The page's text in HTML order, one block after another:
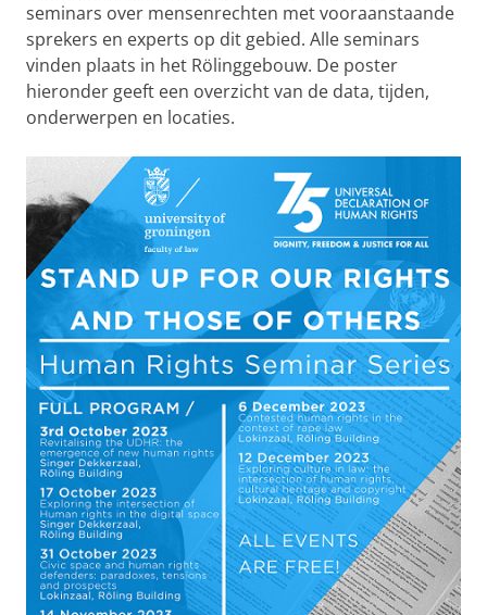
seminars over mensenrechten met vooraanstaande
sprekers en experts op dit gebied. Alle seminars
vinden plaats in het Rölinggebouw. De poster
hieronder geeft een overzicht van de data, tijden,
onderwerpen en locaties.